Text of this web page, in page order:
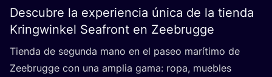
Descubre la experiencia única de la tienda
Kringwinkel Seafront en Zeebrugge
Tien­da de segun­da mano en el paseo marí­ti­mo de
Zee­brug­ge con una amplia gama: ropa, mue­bles